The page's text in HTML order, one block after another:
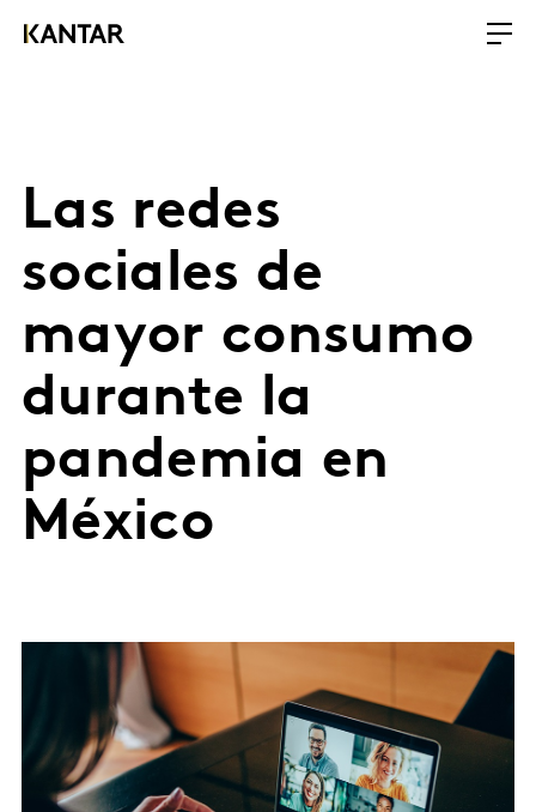
Las redes
sociales de
mayor consumo
durante la
pandemia en
México